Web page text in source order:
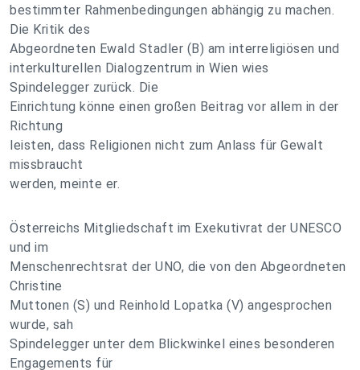
bestimmter Rahmenbedingungen abhängig zu machen.
Die Kritik des
Abgeordneten Ewald Stadler (B) am interreligiösen und
interkulturellen Dialogzentrum in Wien wies
Spindelegger zurück. Die
Einrichtung könne einen großen Beitrag vor allem in der
Richtung
leisten, dass Religionen nicht zum Anlass für Gewalt
missbraucht
werden, meinte er.
Österreichs Mitgliedschaft im Exekutivrat der UNESCO
und im
Menschenrechtsrat der UNO, die von den Abgeordneten
Christine
Muttonen (S) und Reinhold Lopatka (V) angesprochen
wurde, sah
Spindelegger unter dem Blickwinkel eines besonderen
Engagements für